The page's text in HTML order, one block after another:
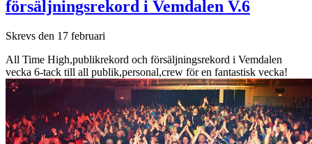
försäljningsrekord i Vemdalen V.6
Skrevs den 17 februari
All Time High,publikrekord och försäljningsrekord i Vemdalen
vecka 6-tack till all publik,personal,crew för en fantastisk vecka!